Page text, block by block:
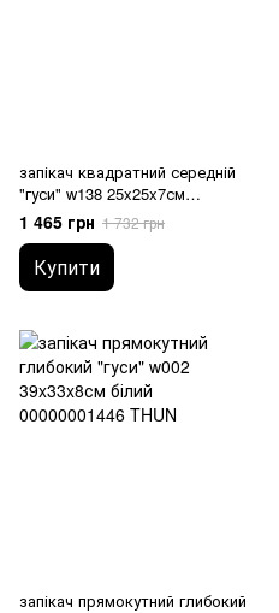
запікач квадратний середній
"гуси" w138 25x25x7см
00000001445 THUN
1 465 грн 1 732 грн
Купити
запікач прямокутний глибокий